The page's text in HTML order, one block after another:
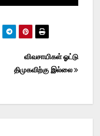
விவசாயிகள் ஓட்டு
திமுகவிற்கு இல்லை